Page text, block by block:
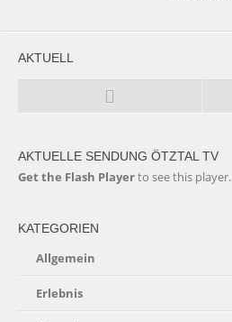
AKTUELL
AKTUELLE SENDUNG ÖTZTAL TV
Get the Flash Playerto see this player.
KATEGORIEN
Allgemein
Erlebnis